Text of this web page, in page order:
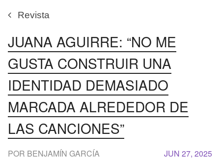
Revista
JUANA AGUIRRE: “NO ME
GUSTA CONSTRUIR UNA
IDENTIDAD DEMASIADO
MARCADA ALREDEDOR DE
LAS CANCIONES”
JUN 27, 2025
POR BENJAMÍN GARCÍA